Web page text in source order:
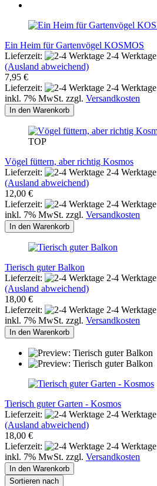
Ein Heim für Gartenvögel KOSMOS
Lieferzeit:
2-4 Werktage
(Ausland abweichend)
7,95 €
Lieferzeit:
2-4 Werktage
inkl. 7% MwSt. zzgl. Versandkosten
In den Warenkorb
TOP
Vögel füttern, aber richtig Kosmos
Lieferzeit:
2-4 Werktage
(Ausland abweichend)
12,00 €
Lieferzeit:
2-4 Werktage
inkl. 7% MwSt. zzgl. Versandkosten
In den Warenkorb
Tierisch guter Balkon
Lieferzeit:
2-4 Werktage
(Ausland abweichend)
18,00 €
Lieferzeit:
2-4 Werktage
inkl. 7% MwSt. zzgl. Versandkosten
In den Warenkorb
Tierisch guter Garten - Kosmos
Lieferzeit:
2-4 Werktage
(Ausland abweichend)
18,00 €
Lieferzeit:
2-4 Werktage
inkl. 7% MwSt. zzgl. Versandkosten
In den Warenkorb
Sortieren nach